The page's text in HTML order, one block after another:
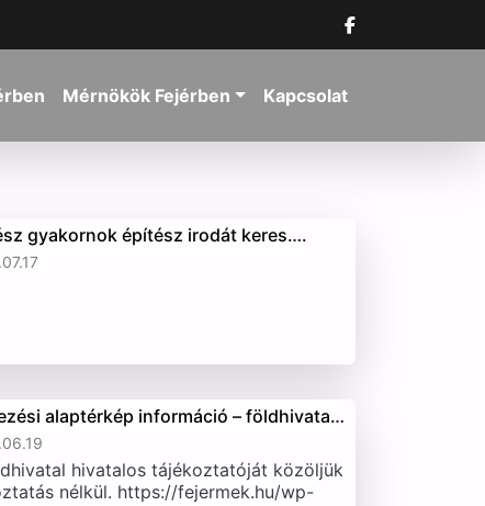
Mérnökök Fejérben Kapcsolat
gyakornok építész irodát keres….
alaptérkép információ – földhivata…
hivatalos tájékoztatóját közöljük
nélkül. https://fejermek.hu/wp-